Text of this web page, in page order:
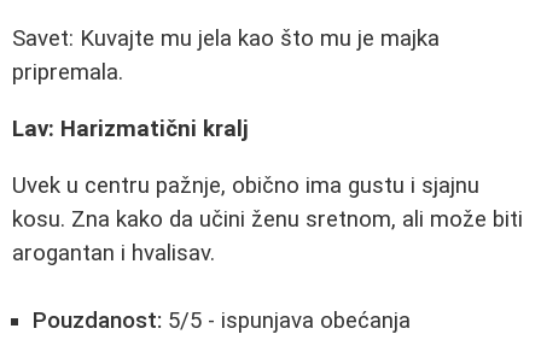
Savet: Kuvajte mu jela kao što mu je majka
pripremala.
Lav: Harizmatični kralj
Uvek u centru pažnje, obično ima gustu i sjajnu
kosu. Zna kako da učini ženu sretnom, ali može biti
arogantan i hvalisav.
Pouzdanost: 5/5 - ispunjava obećanja